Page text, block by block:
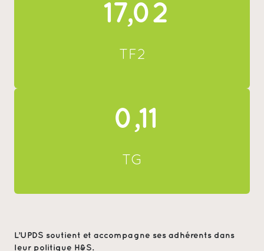
17,02
TF2
0,11
TG
L’UPDS soutient et accompagne ses adhérents dans
leur politique H&S.